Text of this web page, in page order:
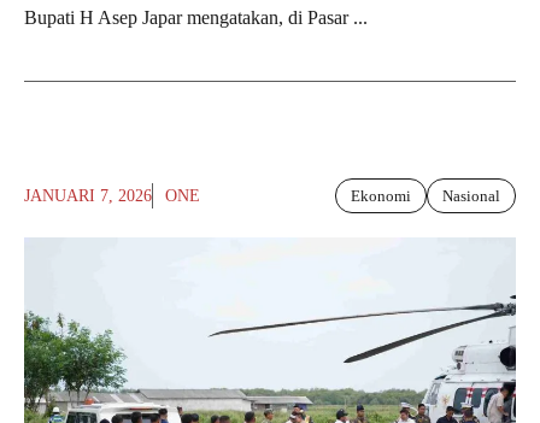
Bupati H Asep Japar mengatakan, di Pasar ...
JANUARI 7, 2026 ONE Ekonomi Nasional